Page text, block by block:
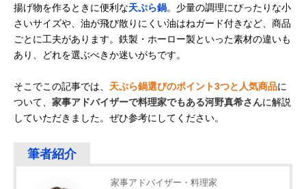
揚げ物を作るときに便利な天ぷら鍋。少量の調理にぴったりな小
さいサイズや、油が飛び散りにくい油はねガード付きなど、商品
ごとに工夫があります。鉄製・ホーロー製といった素材の違いも
あり、どれを選ぶべきか迷いがちです。
そこでこの記事では、 天ぷら鍋選びのポイント3つと人気商品に
ついて、 家事アドバイザーで料理家でもある河野真希さんに解説
していただきました。ぜひ参考にしてください。
家事アドバイザー・料理家